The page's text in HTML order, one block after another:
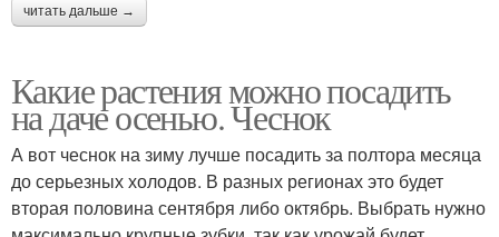
читать дальше →
Какие растения можно посадить
на даче осенью. Чеснок
А вот чеснок на зиму лучше посадить за полтора месяца
до серьезных холодов. В разных регионах это будет
вторая половина сентября либо октябрь. Выбрать нужно